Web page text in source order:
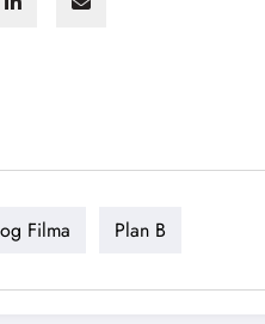
Filma Plan B